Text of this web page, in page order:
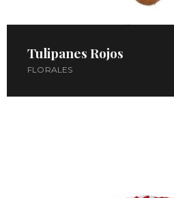
Tulipanes Rojos
FLORALES